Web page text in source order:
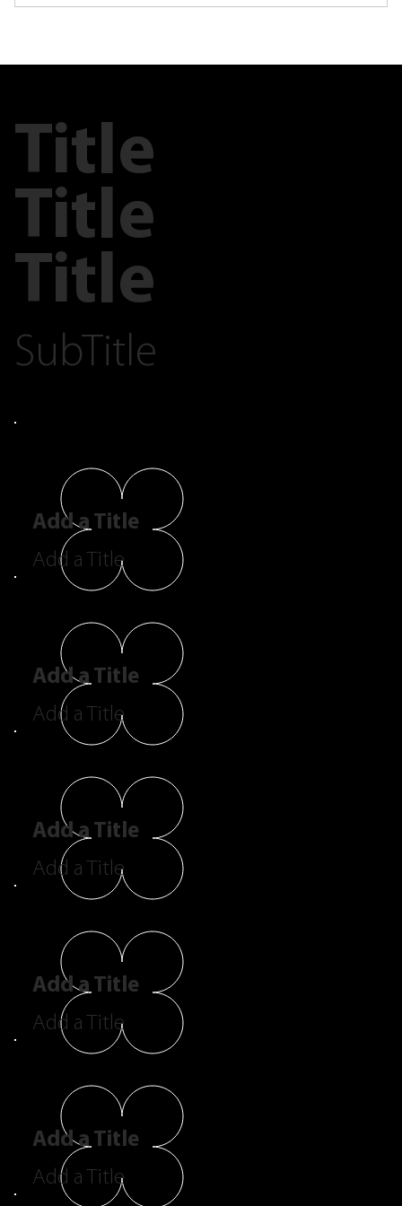
Title
Title
Title
SubTitle
Add a Title
Add a Title
Add a Title
Add a Title
Add a Title
Add a Title
Add a Title
Add a Title
Add a Title
Add a Title